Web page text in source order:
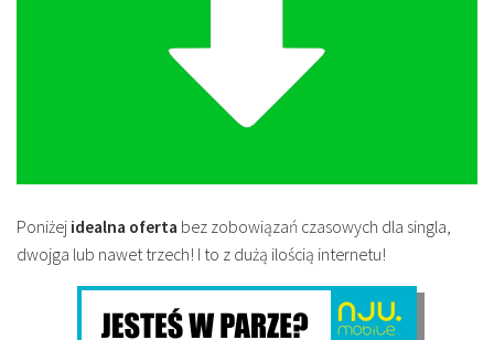
Poniżej idealna oferta bez zobowiązań czasowych dla singla,
dwojga lub nawet trzech! I to z dużą ilością internetu!